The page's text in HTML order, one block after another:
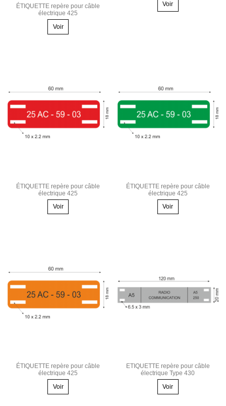
ÉTIQUETTE repère pour câble
électrique 425
Voir
Voir
ÉTIQUETTE repère pour câble
électrique 425
Voir
ÉTIQUETTE repère pour câble
électrique 425
Voir
ÉTIQUETTE repère pour câble
électrique 425
Voir
ETIQUETTE repère pour câble
électrique Type 430
Voir